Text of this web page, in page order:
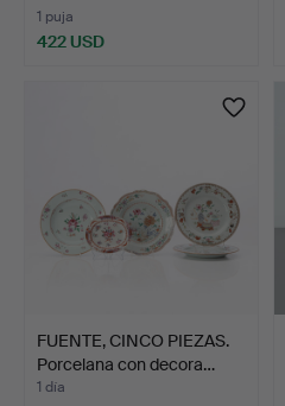
1 puja
422 USD
FUENTE, CINCO PIEZAS.
Porcelana con decora…
1 día